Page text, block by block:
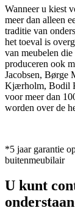
Wanneer u kiest
meer dan alleen
traditie van
het toeval is
van meubelen
produceren ook
Jacobsen, Børge
Kjærholm, Bodil
voor meer dan
worden over de
*5 jaar garantie
buitenmeubilair
U kunt